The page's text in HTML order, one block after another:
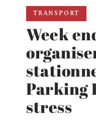
TRANSPORT
Week
Parking
stress